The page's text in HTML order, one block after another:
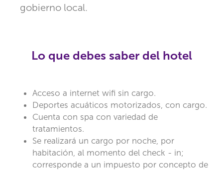
gobierno local.
Lo que debes saber del hotel
Acceso a internet wifi sin cargo.
Deportes acuáticos motorizados, con cargo.
Cuenta con spa con variedad de
tratamientos.
Se realizará un cargo por noche, por
habitación, al momento del check - in;
corresponde a un impuesto por concepto de